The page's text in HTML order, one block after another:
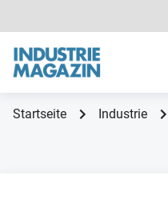
Startseite Industrie